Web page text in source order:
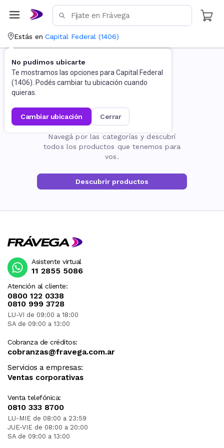
Estás en Capital Federal (1406)
No pudimos ubicarte
Te mostramos las opciones para Capital Federal
(1406). Podés cambiar tu ubicación cuando
quieras.
cambiar ubicación cerrar
La página no existe
Navegá por las categorías y descubrí
todos los productos que tenemos para
vos.
Descubrir productos
Atención al cliente:
0800 122 0338
0810 999 3728
LU-VI de 09:00 a 18:00
SA de 09:00 a 13:00
Cobranza de créditos:
cobranzas@fravega.com.ar
Servicios a empresas:
Ventas corporativas
Venta telefónica:
0810 333 8700
LU-MIE de 08:00 a 23:59
JUE-VIE de 08:00 a 20:00
SA de 09:00 a 13:00
Asistente virtual
11 2855 5086